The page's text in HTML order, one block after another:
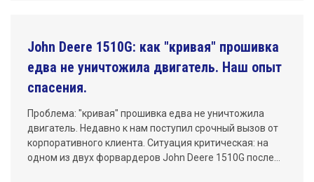
John Deere 1510G: как "кривая" прошивка
едва не уничтожила двигатель. Наш опыт
спасения.
Проблема: "кривая" прошивка едва не уничтожила
двигатель. Недавно к нам поступил срочный вызов от
корпоративного клиента. Ситуация критическая: на
одном из двух форвардеров John Deere 1510G после…